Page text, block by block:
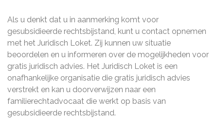
Als u denkt dat u in aanmerking komt voor
gesubsidieerde rechtsbijstand, kunt u contact opnemen
met het Juridisch Loket. Zij kunnen uw situatie
beoordelen en u informeren over de mogelijkheden voor
gratis juridisch advies. Het Juridisch Loket is een
onafhankelijke organisatie die gratis juridisch advies
verstrekt en kan u doorverwijzen naar een
familierechtadvocaat die werkt op basis van
gesubsidieerde rechtsbijstand.